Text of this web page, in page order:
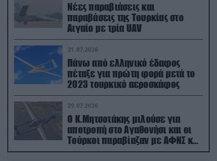
Νέες παραβιάσεις και
παραβάσεις της Τουρκίας στο
Αιγαίο με τρία UAV
31.07.2026
Πάνω από ελληνικό έδαφος
πέταξε για πρώτη φορά μετά το
2023 τουρκικό αεροσκάφος
29.07.2026
Ο Κ.Μητσοτάκης μιλούσε για
αποτροπή στο Αγαθονήσι και οι
Τούρκοι παραβίαζαν με ΑΦΝΣ και
drone